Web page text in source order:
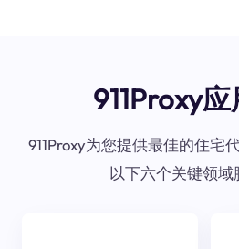
911Proxy
911Proxy为您提供最佳的住宅
以下六个关键领域